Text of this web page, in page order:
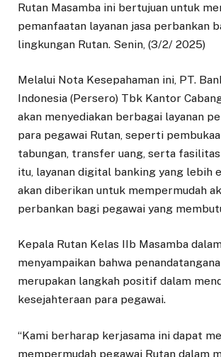
Rutan Masamba ini bertujuan untuk
pemanfaatan layanan jasa perbankan
lingkungan Rutan. Senin, (3/2/ 2025)
Melalui Nota Kesepahaman ini, PT.
Indonesia (Persero) Tbk Kantor
akan menyediakan berbagai layanan
para pegawai Rutan, seperti
tabungan, transfer uang, serta
itu, layanan digital banking yang lebih
akan diberikan untuk mempermudah
perbankan bagi pegawai yang
Kepala Rutan Kelas IIb Masamba
menyampaikan bahwa
merupakan langkah positif dalam
kesejahteraan para pegawai.
“Kami berharap kerjasama ini dapat
mempermudah pegawai Rutan dalam